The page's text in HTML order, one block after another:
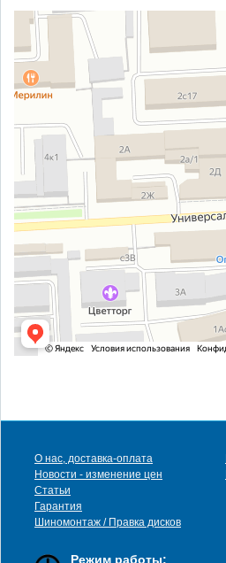
О нас, доставка-оплата
Новости - изменение цен
Статьи
Гарантия
Шиномонтаж / Правка дисков
Режим работы: